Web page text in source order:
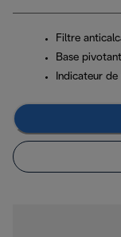
Filtre
Base
Indicateur de